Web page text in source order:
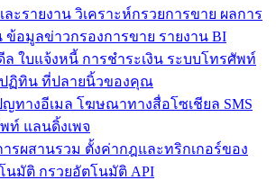
ละรายงาน วิเคราะห์กรวยการขาย ผลการ
อมูลข่าวกรองการขาย รายงาน BI
ล ใบแจ้งหนี้ การชำระเงิน ระบบโทรศัพท์
ปฏิทิน ที่ปลายนิ้วของคุณ
ทางอีเมล โฆษณาทางสื่อโซเชียล SMS
ท์ แลนดิ้งเพจ
รผสานรวม ตั้งค่ากฎและทริกเกอร์ของ
นมัติ กรวยอัตโนมัติ API